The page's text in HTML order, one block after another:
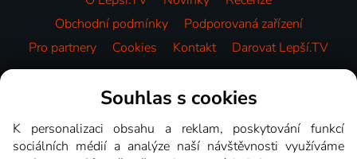
Obchodní podmínky
Podporovaná zařízení
Pro partnery
Cookies Kontakt Darovat Lepší.TV
Videotéka
Souhlas s cookies
K personalizaci obsahu a reklam, poskytování funkcí
sociálních médií a analýze naší návštěvnosti využíváme